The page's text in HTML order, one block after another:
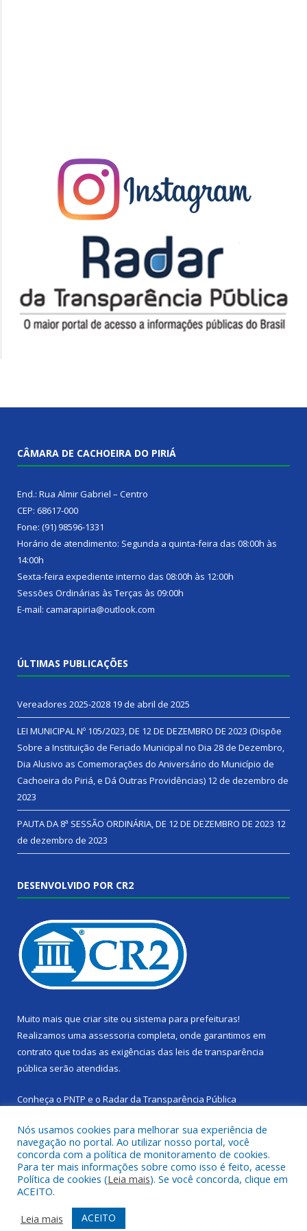
CÂMARA DE CACHOEIRA DO PIRIÁ
End.: Rua Almir Gabriel – Centro
CEP: 68617-000
Fone: (91) 98596-1331
Horário de atendimento: Segunda a quinta-feira das 08:00h às
14:00h
Sexta-feira expediente interno das 08:00h às 12:00h
Sessões Ordinárias às Terças às 09:00h
E-mail: camarapiria@outlook.com
ÚLTIMAS PUBLICAÇÕES
Vereadores 2025-2028 19 de abril de 2025
LEI MUNICIPAL Nº 105/2023, DE 12 DE DEZEMBRO DE 2023 (Dispõe
Sobre a Instituição de Feriado Municipal no Dia 28 de Dezembro,
Dia Alusivo as Comemorações do Aniversário do Município de
Cachoeira do Piriá, e Dá Outras Providências) 12 de dezembro de
2023
PAUTA DA 8ª SESSÃO ORDINÁRIA, DE 12 DE DEZEMBRO DE 2023 12
de dezembro de 2023
DESENVOLVIDO POR CR2
Muito mais que criar site ou sistema para prefeituras!
Realizamos uma assessoria completa, onde garantimos em
contrato que todas as exigências das leis de transparência
pública serão atendidas.
Conheça o PNTP e o Radar da Transparência Pública
Todos os direitos reservados a Câmara Municipal de Cachoeira
do Piriá.
Mapa do Site
Acessar Área Administrativa
Nós usamos cookies para melhorar sua experiência de
navegação no portal. Ao utilizar nosso portal, você
concorda com a política de monitoramento de cookies.
Para ter mais informações sobre como isso é feito, acesse
Política de cookies (Leia mais). Se você concorda, clique em
ACEITO.
Leia mais
ACEITO